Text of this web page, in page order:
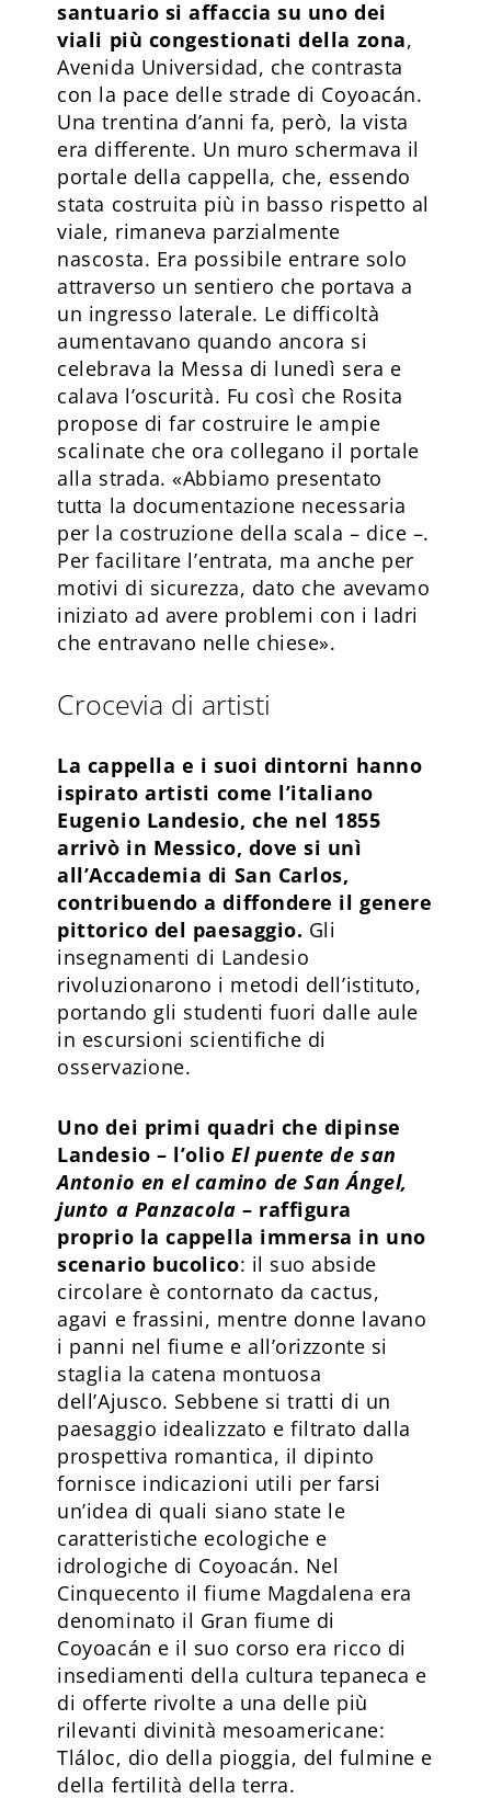
santuario si affaccia su uno dei
viali più congestionati della zona,
Avenida Universidad, che contrasta
con la pace delle strade di Coyoacán.
Una trentina d’anni fa, però, la vista
era differente. Un muro schermava il
portale della cappella, che, essendo
stata costruita più in basso rispetto al
viale, rimaneva parzialmente
nascosta. Era possibile entrare solo
attraverso un sentiero che portava a
un ingresso laterale. Le difficoltà
aumentavano quando ancora si
celebrava la Messa di lunedì sera e
calava l’oscurità. Fu così che Rosita
propose di far costruire le ampie
scalinate che ora collegano il portale
alla strada. «Abbiamo presentato
tutta la documentazione necessaria
per la costruzione della scala – dice –.
Per facilitare l’entrata, ma anche per
motivi di sicurezza, dato che avevamo
iniziato ad avere problemi con i ladri
che entravano nelle chiese».
Crocevia di artisti
La cappella e i suoi dintorni hanno
ispirato artisti come l’italiano
Eugenio Landesio, che nel 1855
arrivò in Messico, dove si unì
all’Accademia di San Carlos,
contribuendo a diffondere il genere
pittorico del paesaggio. Gli
insegnamenti di Landesio
rivoluzionarono i metodi dell’istituto,
portando gli studenti fuori dalle aule
in escursioni scientifiche di
osservazione.
Uno dei primi quadri che dipinse
Landesio – l’olioEl puente de san
Antonio en el camino de San Ángel,
junto a Panzacola – raffigura
proprio la cappella immersa in uno
scenario bucolico: il suo abside
circolare è contornato da cactus,
agavi e frassini, mentre donne lavano
i panni nel fiume e all’orizzonte si
staglia la catena montuosa
dell’Ajusco. Sebbene si tratti di un
paesaggio idealizzato e filtrato dalla
prospettiva romantica, il dipinto
fornisce indicazioni utili per farsi
un’idea di quali siano state le
caratteristiche ecologiche e
idrologiche di Coyoacán. Nel
Cinquecento il fiume Magdalena era
denominato il Gran fiume di
Coyoacán e il suo corso era ricco di
insediamenti della cultura tepaneca e
di offerte rivolte a una delle più
rilevanti divinità mesoamericane:
Tláloc, dio della pioggia, del fulmine e
della fertilità della terra.